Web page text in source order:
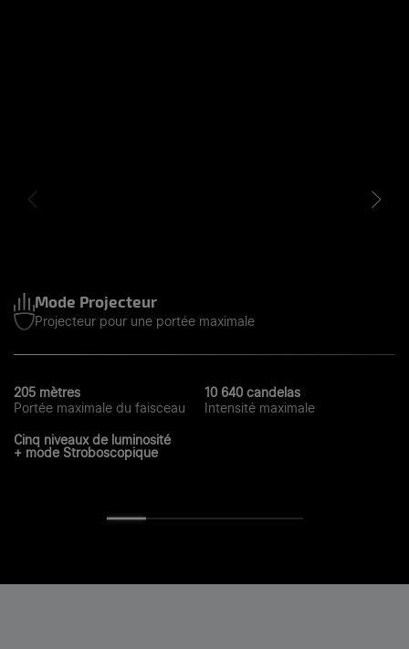
Mode Projecteur
Projecteur pour une portée maximale
205 mètres
Portée maximale du faisceau
10 640 candelas
Intensité maximale
Cinq niveaux de luminosité
+ mode Stroboscopique